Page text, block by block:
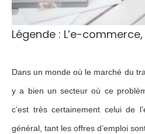
Légende : L’e-
Dans un monde où le marché du
y a bien un secteur où ce
c’est très certainement celui de
général, tant les offres d’emploi